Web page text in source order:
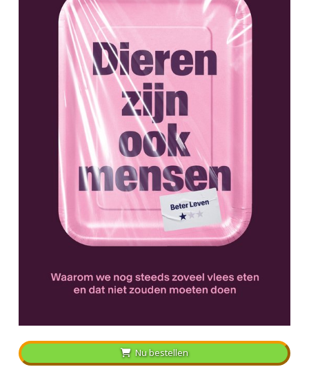
Nu bestellen